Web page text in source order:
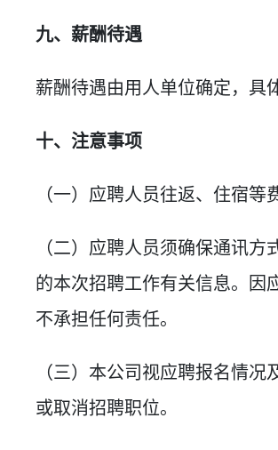
九、薪酬待遇
薪酬待遇由用人单位确定，具
十、注意事项
（一）应聘人员往返、住宿
（二）应聘人员须确保通讯
的本次招聘工作有关信息。因
不承担任何责任。
（三）本公司视应聘报名情
或取消招聘职位。